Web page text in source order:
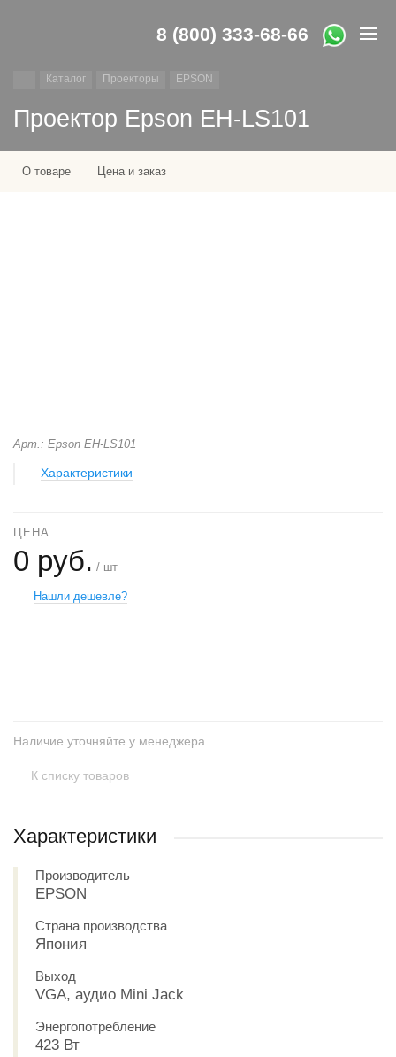
8 (800) 333-68-66
Каталог Проекторы EPSON
Проектор Epson EH-LS101
О товаре Цена и заказ
Арт.: Epson EH-LS101
Характеристики
ЦЕНА
0 руб. / шт
Нашли дешевле?
Наличие уточняйте у менеджера.
К списку товаров
Характеристики
Производитель
EPSON
Страна производства
Япония
Выход
VGA, аудио Mini Jack
Энергопотребление
423 Вт